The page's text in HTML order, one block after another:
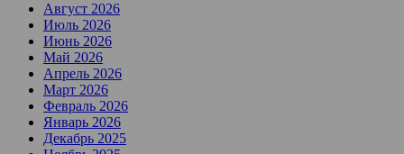
Август 2026
Июль 2026
Июнь 2026
Май 2026
Апрель 2026
Март 2026
Февраль 2026
Январь 2026
Декабрь 2025